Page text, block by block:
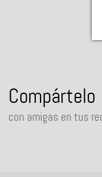
Compártelo
con amigas en tus